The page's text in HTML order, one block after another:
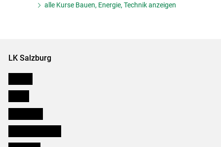
alle Kurse Bauen, Energie, Technik anzeigen
LK Salzburg